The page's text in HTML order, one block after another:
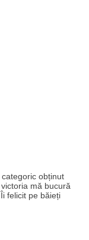
obținut
mă bucură
felicit pe băieți